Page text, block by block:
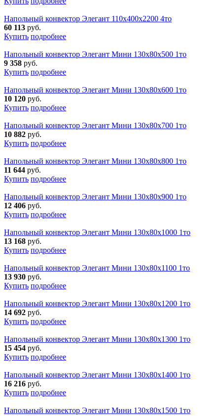
Напольный конвектор Элегант 110x400x2200 4то
60 113 руб.
Купить подробнее
Напольный конвектор Элегант Мини 130x80x500 1то
9 358 руб.
Купить подробнее
Напольный конвектор Элегант Мини 130x80x600 1то
10 120 руб.
Купить подробнее
Напольный конвектор Элегант Мини 130x80x700 1то
10 882 руб.
Купить подробнее
Напольный конвектор Элегант Мини 130x80x800 1то
11 644 руб.
Купить подробнее
Напольный конвектор Элегант Мини 130x80x900 1то
12 406 руб.
Купить подробнее
Напольный конвектор Элегант Мини 130x80x1000 1то
13 168 руб.
Купить подробнее
Напольный конвектор Элегант Мини 130x80x1100 1то
13 930 руб.
Купить подробнее
Напольный конвектор Элегант Мини 130x80x1200 1то
14 692 руб.
Купить подробнее
Напольный конвектор Элегант Мини 130x80x1300 1то
15 454 руб.
Купить подробнее
Напольный конвектор Элегант Мини 130x80x1400 1то
16 216 руб.
Купить подробнее
Напольный конвектор Элегант Мини 130x80x1500 1то